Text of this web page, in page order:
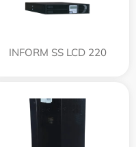
INFORM SS LCD 220